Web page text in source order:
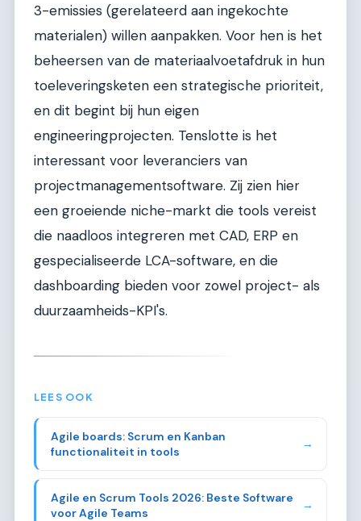
3-emissies (gerelateerd aan ingekochte
materialen) willen aanpakken. Voor hen is het
beheersen van de materiaalvoetafdruk in hun
toeleveringsketen een strategische prioriteit,
en dit begint bij hun eigen
engineeringprojecten. Tenslotte is het
interessant voor leveranciers van
projectmanagementsoftware. Zij zien hier
een groeiende niche-markt die tools vereist
die naadloos integreren met CAD, ERP en
gespecialiseerde LCA-software, en die
dashboarding bieden voor zowel project- als
duurzaamheids-KPI's.
LEES OOK
Agile boards: Scrum en Kanban
functionaliteit in tools
→
Agile en Scrum Tools 2026: Beste Software
voor Agile Teams
→